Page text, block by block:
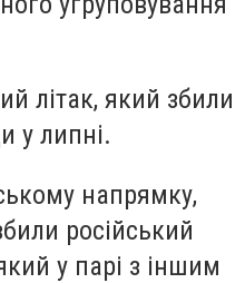
літак, який збили
у липні.
напрямку,
російський
у парі з іншим